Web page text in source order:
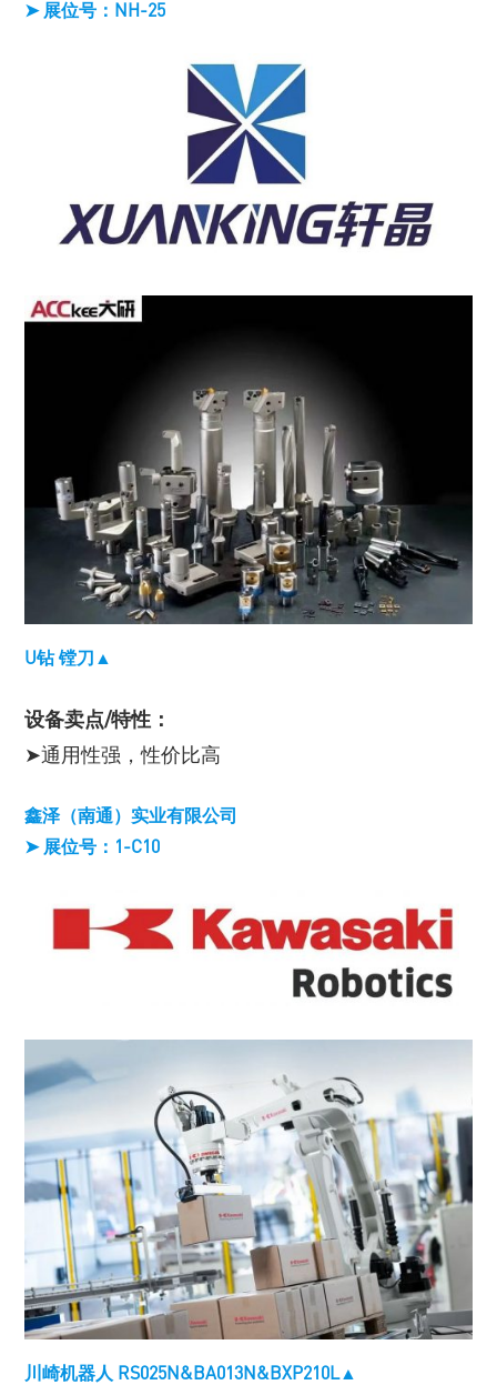
➤ 展位号：NH-25
U钻 镗刀▲
设备卖点/特性：
➤通用性强，性价比高
鑫泽（南通）实业有限公司
➤ 展位号：1-C10
川崎机器人 RS025N&BA013N&BXP210L▲